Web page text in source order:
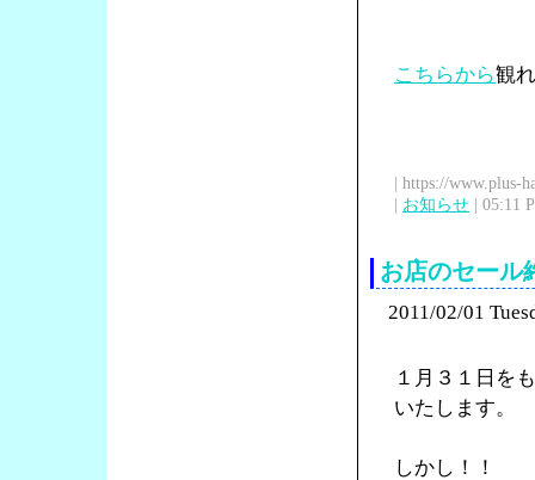
こちらから観
| https://www.plus-
| お知らせ | 05:11
お店のセール
2011/02/01
１月３１日を
いたします。
しかし！！